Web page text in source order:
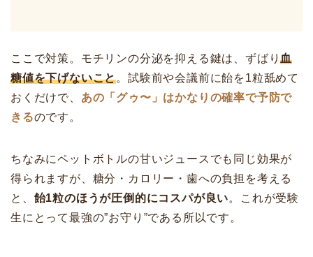
ここで対策。モチリンの分泌を抑える鍵は、ずばり血
糖値を下げないこと。試験前や会議前に飴を1粒舐めて
おくだけで、 あの「グゥ〜」はかなりの確率で予防で
きるのです。
ちなみにペットボトルの甘いジュースでも同じ効果が
得られますが、糖分・カロリー・歯への負担を考える
と、 飴1粒のほうが圧倒的にコスパが良い。これが受験
生にとって最強の”お守り”である所以です。